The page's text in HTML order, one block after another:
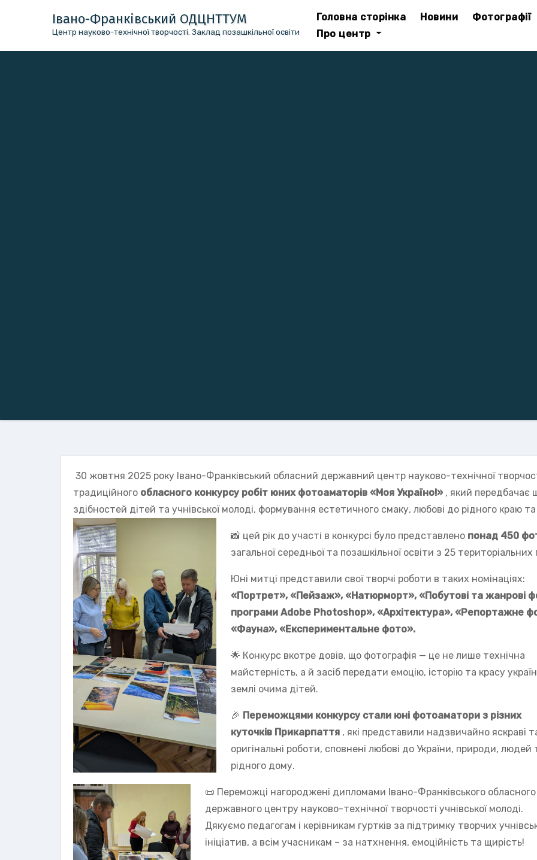
Івано-Франківський ОДЦНТТУМ
Центр науково-технічної творчості. Заклад позашкільної освіти
Головна сторінка Новини
Фотографії
Про центр
30 жовтня 2025 року Івано-Франківський обласний державний центр науково-технічної
традиційного обласного конкурсу робіт юних фотоаматорів «Моя Україно!» , який передбачає
здібностей дітей та учнівської молоді, формування естетичного смаку, любові до рідного краю
📸 цей рік до участі в конкурсі було представлено понад 450
загальної середньої та позашкільної освіти з 25
Юні митці представили свої творчі роботи в таких номінаціях:
«Портрет», «Пейзаж», «Натюрморт», «Побутові та жанрові
програми Adobe Photoshop», «Архітектура», «Репортажне
«Фауна», «Експериментальне фото».
🌟 Конкурс вкотре довів, що фотографія — це не лише технічна
майстерність, а й засіб передати емоцію, історію та красу
землі очима дітей.
🎉 Переможцями конкурсу стали юні фотоаматори з різних
куточків Прикарпаття , які представили надзвичайно яскраві
оригінальні роботи, сповнені любові до України, природи, людей
рідного дому.
📜 Переможці нагороджені дипломами Івано-Франківського обласного
державного центру науково-технічної творчості учнівської молоді.
Дякуємо педагогам і керівникам гуртків за підтримку творчих
ініціатив, а всім учасникам – за натхнення, емоційність та щирість!